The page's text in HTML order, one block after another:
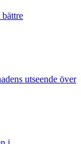
utseende över